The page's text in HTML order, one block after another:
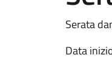
Serata
Data